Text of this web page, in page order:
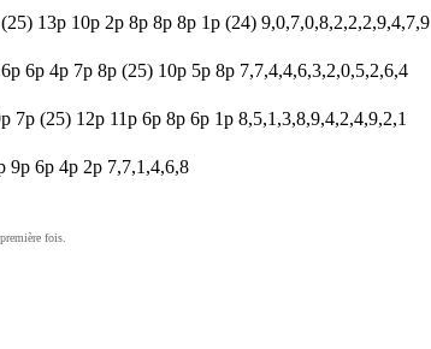
(25) 13p 10p 2p 8p 8p 8p 1p (24) 9,0,7,0,8,2,2,2,9,4,7,9
6p 6p 4p 7p 8p (25) 10p 5p 8p 7,7,4,4,6,3,2,0,5,2,6,4
p 7p (25) 12p 11p 6p 8p 6p 1p 8,5,1,3,8,9,4,2,4,9,2,1
9p 6p 4p 2p 7,7,1,4,6,8
fois.